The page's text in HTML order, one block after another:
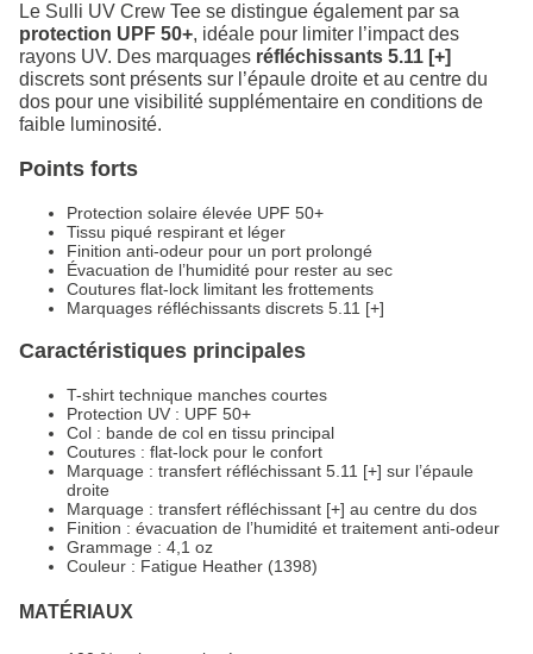
Le Sulli UV Crew Tee se distingue également par sa
protection UPF 50+, idéale pour limiter l’impact des
rayons UV. Des marquages réfléchissants 5.11 [+]
discrets sont présents sur l’épaule droite et au centre du
dos pour une visibilité supplémentaire en conditions de
faible luminosité.
Points forts
Protection solaire élevée UPF 50+
Tissu piqué respirant et léger
Finition anti-odeur pour un port prolongé
Évacuation de l’humidité pour rester au sec
Coutures flat-lock limitant les frottements
Marquages réfléchissants discrets 5.11 [+]
Caractéristiques principales
T-shirt technique manches courtes
Protection UV : UPF 50+
Col : bande de col en tissu principal
Coutures : flat-lock pour le confort
Marquage : transfert réfléchissant 5.11 [+] sur l’épaule
droite
Marquage : transfert réfléchissant [+] au centre du dos
Finition : évacuation de l’humidité et traitement anti-odeur
Grammage : 4,1 oz
Couleur : Fatigue Heather (1398)
MATÉRIAUX